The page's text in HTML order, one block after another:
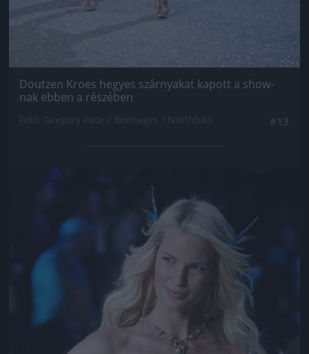
Doutzen Kroes hegyes szárnyakat kapott a show-
nak ebben a részében
Jön még kép!